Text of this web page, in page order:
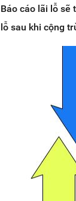
Báo cáo lãi lỗ sẽ
lỗ sau khi cộng